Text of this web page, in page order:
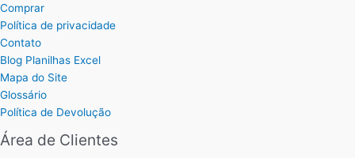
Comprar
Política de privacidade
Contato
Blog Planilhas Excel
Mapa do Site
Glossário
Política de Devolução
Área de Clientes